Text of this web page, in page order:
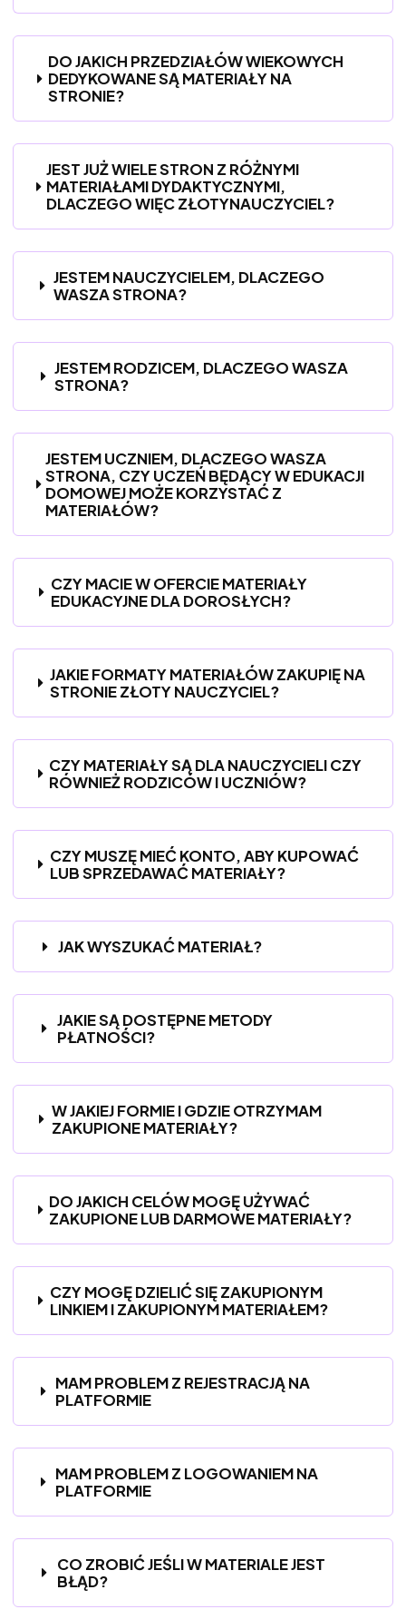
DO JAKICH PRZEDZIAŁÓW WIEKOWYCH
DEDYKOWANE SĄ MATERIAŁY NA
STRONIE?
JEST JUŻ WIELE STRON Z RÓŻNYMI
MATERIAŁAMI DYDAKTYCZNYMI,
DLACZEGO WIĘC ZŁOTYNAUCZYCIEL?
JESTEM NAUCZYCIELEM, DLACZEGO
WASZA STRONA?
JESTEM RODZICEM, DLACZEGO WASZA
STRONA?
JESTEM UCZNIEM, DLACZEGO WASZA
STRONA, CZY UCZEŃ BĘDĄCY W EDUKACJI
DOMOWEJ MOŻE KORZYSTAĆ Z
MATERIAŁÓW?
CZY MACIE W OFERCIE MATERIAŁY
EDUKACYJNE DLA DOROSŁYCH?
JAKIE FORMATY MATERIAŁÓW ZAKUPIĘ NA
STRONIE ZŁOTY NAUCZYCIEL?
CZY MATERIAŁY SĄ DLA NAUCZYCIELI CZY
RÓWNIEŻ RODZICÓW I UCZNIÓW?
CZY MUSZĘ MIEĆ KONTO, ABY KUPOWAĆ
LUB SPRZEDAWAĆ MATERIAŁY?
JAK WYSZUKAĆ MATERIAŁ?
JAKIE SĄ DOSTĘPNE METODY
PŁATNOŚCI?
W JAKIEJ FORMIE I GDZIE OTRZYMAM
ZAKUPIONE MATERIAŁY?
DO JAKICH CELÓW MOGĘ UŻYWAĆ
ZAKUPIONE LUB DARMOWE MATERIAŁY?
CZY MOGĘ DZIELIĆ SIĘ ZAKUPIONYM
LINKIEM I ZAKUPIONYM MATERIAŁEM?
MAM PROBLEM Z REJESTRACJĄ NA
PLATFORMIE
MAM PROBLEM Z LOGOWANIEM NA
PLATFORMIE
CO ZROBIĆ JEŚLI W MATERIALE JEST
BŁĄD?